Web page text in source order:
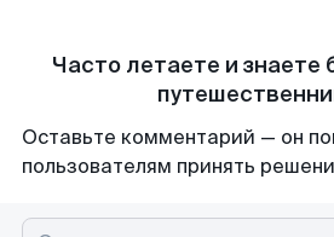
Часто летаете и знаете
Оставьте комментарий — он
пользователям принять